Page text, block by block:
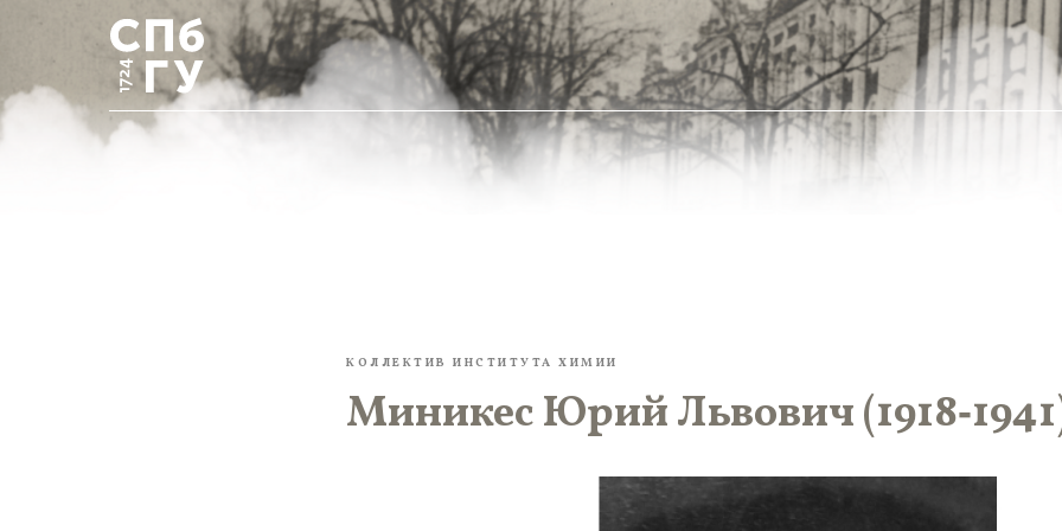
КОЛЛЕКТИВ ИНСТИТУТА ХИМИИ
Миникес Юрий Львович